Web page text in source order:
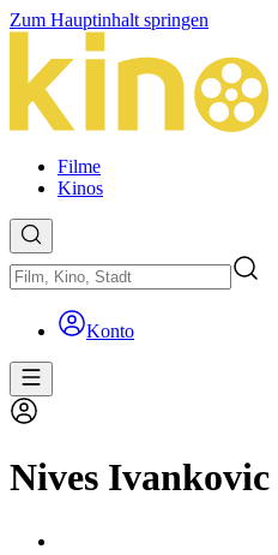
Zum Hauptinhalt springen
Filme
Kinos
Konto
Nives Ivankovic